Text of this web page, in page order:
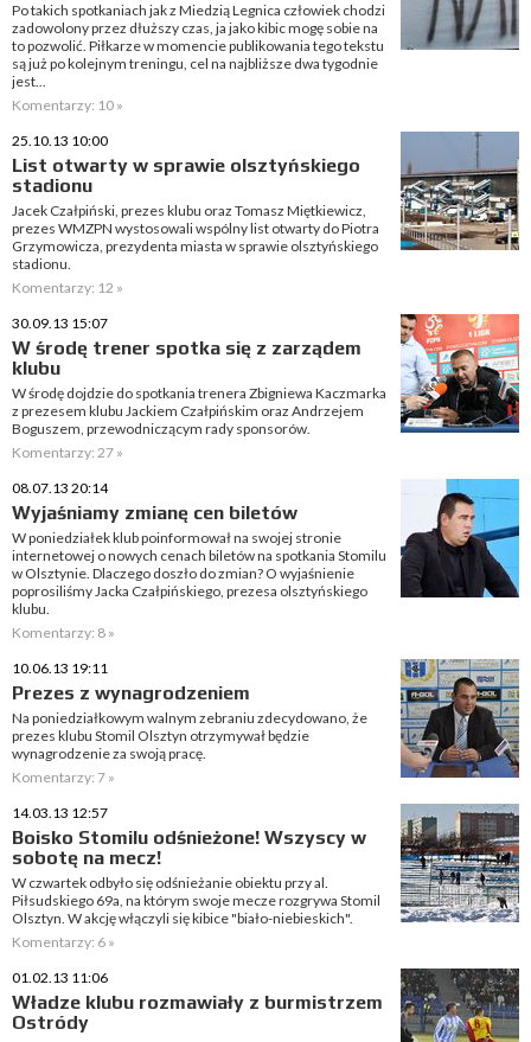
Po takich spotkaniach jak z Miedzią Legnica człowiek chodzi
zadowolony przez dłuższy czas, ja jako kibic mogę sobie na
to pozwolić. Piłkarze w momencie publikowania tego tekstu
są już po kolejnym treningu, cel na najbliższe dwa tygodnie
jest...
Komentarzy: 10 »
25.10.13 10:00
List otwarty w sprawie olsztyńskiego
stadionu
Jacek Czałpiński, prezes klubu oraz Tomasz Miętkiewicz,
prezes WMZPN wystosowali wspólny list otwarty do Piotra
Grzymowicza, prezydenta miasta w sprawie olsztyńskiego
stadionu.
Komentarzy: 12 »
30.09.13 15:07
W środę trener spotka się z zarządem
klubu
W środę dojdzie do spotkania trenera Zbigniewa Kaczmarka
z prezesem klubu Jackiem Czałpińskim oraz Andrzejem
Boguszem, przewodniczącym rady sponsorów.
Komentarzy: 27 »
08.07.13 20:14
Wyjaśniamy zmianę cen biletów
W poniedziałek klub poinformował na swojej stronie
internetowej o nowych cenach biletów na spotkania Stomilu
w Olsztynie. Dlaczego doszło do zmian? O wyjaśnienie
poprosiliśmy Jacka Czałpińskiego, prezesa olsztyńskiego
klubu.
Komentarzy: 8 »
10.06.13 19:11
Prezes z wynagrodzeniem
Na poniedziałkowym walnym zebraniu zdecydowano, że
prezes klubu Stomil Olsztyn otrzymywał będzie
wynagrodzenie za swoją pracę.
Komentarzy: 7 »
14.03.13 12:57
Boisko Stomilu odśnieżone! Wszyscy w
sobotę na mecz!
W czwartek odbyło się odśnieżanie obiektu przy al.
Piłsudskiego 69a, na którym swoje mecze rozgrywa Stomil
Olsztyn. W akcję włączyli się kibice "biało-niebieskich".
Komentarzy: 6 »
01.02.13 11:06
Władze klubu rozmawiały z burmistrzem
Ostródy